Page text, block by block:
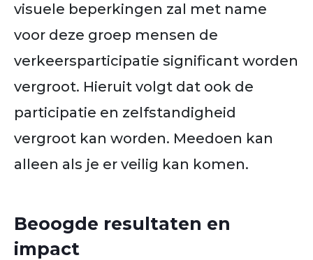
visuele beperkingen zal met name
voor deze groep mensen de
verkeersparticipatie significant worden
vergroot. Hieruit volgt dat ook de
participatie en zelfstandigheid
vergroot kan worden. Meedoen kan
alleen als je er veilig kan komen.
Beoogde resultaten en
impact